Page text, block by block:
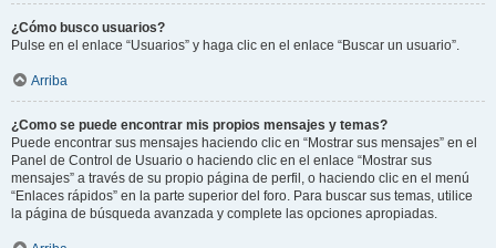
¿Cómo busco usuarios?
Pulse en el enlace “Usuarios” y haga clic en el enlace “Buscar un usuario”.
Arriba
¿Como se puede encontrar mis propios mensajes y temas?
Puede encontrar sus mensajes haciendo clic en “Mostrar sus mensajes” en el
Panel de Control de Usuario o haciendo clic en el enlace “Mostrar sus
mensajes” a través de su propio página de perfil, o haciendo clic en el menú
“Enlaces rápidos” en la parte superior del foro. Para buscar sus temas, utilice
la página de búsqueda avanzada y complete las opciones apropiadas.